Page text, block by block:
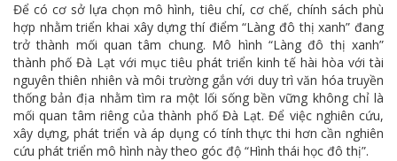
Để có cơ sở lựa chọn mô hình, tiêu chí, cơ chế, chính sách phù
hợp nhằm triển khai xây dựng thí điểm “Làng đô thị xanh” đang
trở thành mối quan tâm chung. Mô hình “Làng đô thị xanh”
thành phố Đà Lạt với mục tiêu phát triển kinh tế hài hòa với tài
nguyên thiên nhiên và môi trường gắn với duy trì văn hóa truyền
thống bản địa nhằm tìm ra một lối sống bền vững không chỉ là
mối quan tâm riêng của thành phố Đà Lạt. Để việc nghiên cứu,
xây dựng, phát triển và áp dụng có tính thực thi hơn cần nghiên
cứu phát triển mô hình này theo góc độ “Hình thái học đô thị”.